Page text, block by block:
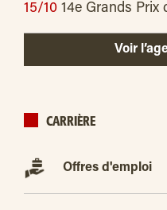
15/10 14e Grands Prix
Voir
CARRIÈRE
Offres d'emploi